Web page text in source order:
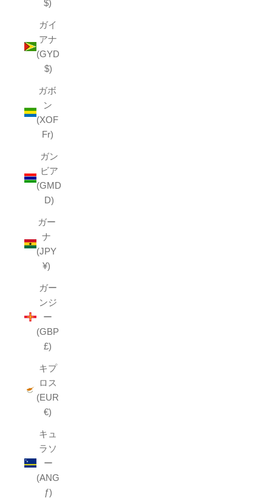
$)
ガイ
アナ
(GYD
$)
ガボ
ン
(XOF
Fr)
ガン
ビア
(GMD
D)
ガー
ナ
(JPY
¥)
ガー
ンジ
ー
(GBP
£)
キプ
ロス
(EUR
€)
キュ
ラソ
ー
(ANG
ƒ)